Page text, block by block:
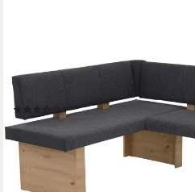
HELA
Eckbank LINN, Beidseitig montierbar
(13)
412,11 € UVP 754,99 €
-45%
lieferbar in 3 Wochen